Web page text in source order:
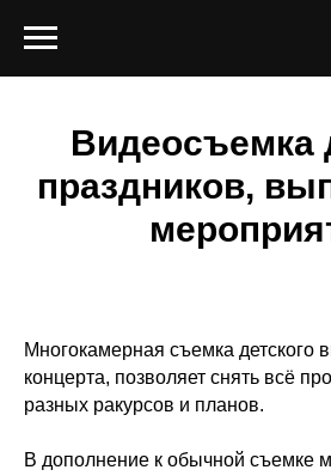
Видеосъемка
праздников,
Многокамерная съемка детского
концерта, позволяет снять всё
разных ракурсов и планов.
В дополнение к обычной съемке